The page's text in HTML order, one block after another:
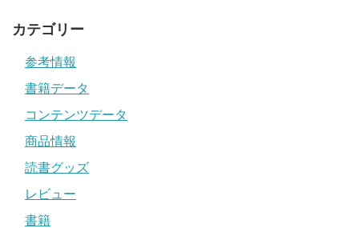
カテゴリー
参考情報
書籍データ
コンテンツデータ
商品情報
読書グッズ
レビュー
書籍